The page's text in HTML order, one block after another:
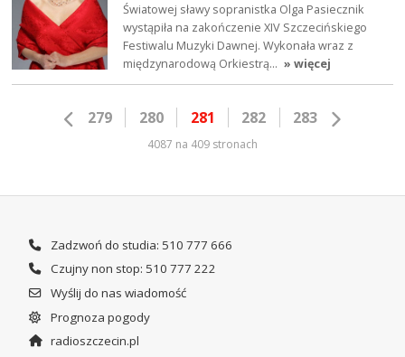
Światowej sławy sopranistka Olga Pasiecznik
wystąpiła na zakończenie XIV Szczecińskiego
Festiwalu Muzyki Dawnej. Wykonała wraz z
międzynarodową Orkiestrą… » więcej
279 280 281 282 283
4087 na 409 stronach
Zadzwoń do studia: 510 777 666
Czujny non stop: 510 777 222
Wyślij do nas wiadomość
Prognoza pogody
radioszczecin.pl